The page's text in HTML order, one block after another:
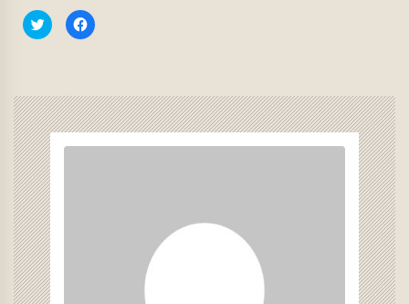
ク
リ
で
共
有
(新
し
い
ウ
ィ
ン
ド
ウ
で
開
き
ま
す)
Facebook
で
は
ク
リ
ッ